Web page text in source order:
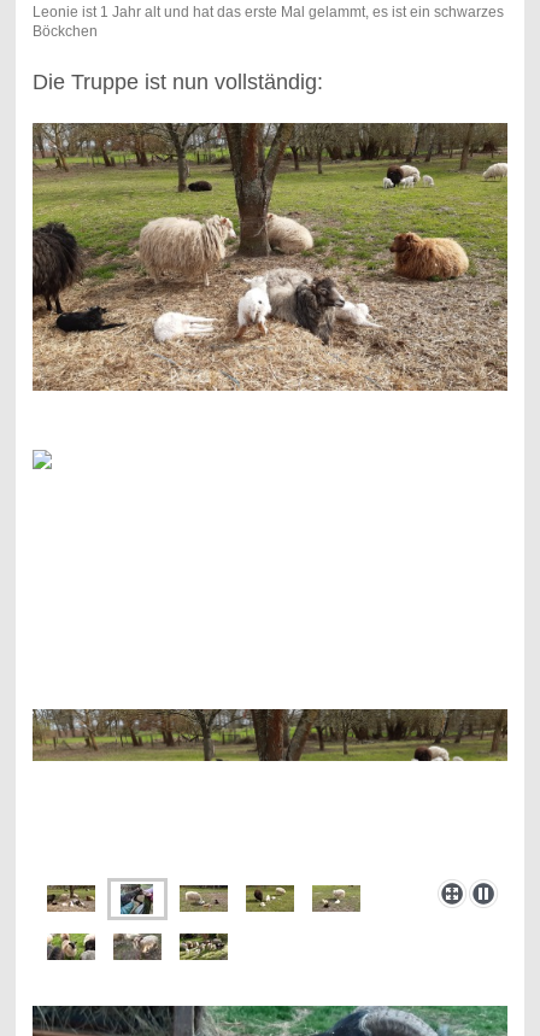
Leonie ist 1 Jahr alt und hat das erste Mal gelammt, es ist ein schwarzes
Böckchen
Die Truppe ist nun vollständig: